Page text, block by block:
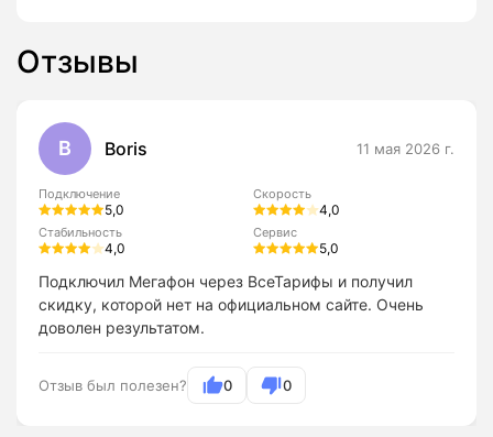
Отзывы
B Boris 11 мая 2026 г.
Подключение
5,0
Скорость
4,0
Стабильность
4,0
Сервис
5,0
Подключил Мегафон через ВсеТарифы и получил
скидку, которой нет на официальном сайте. Очень
доволен результатом.
Отзыв был полезен? 0 0